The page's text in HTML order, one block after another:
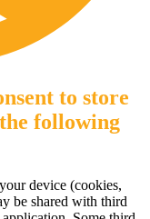
to store
following
device (cookies,
be shared with third